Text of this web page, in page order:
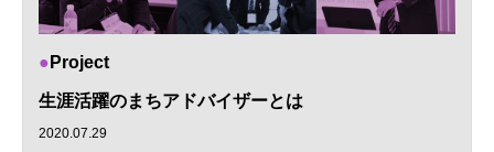
Project
生涯活躍のまちアドバイザーとは
2020.07.29